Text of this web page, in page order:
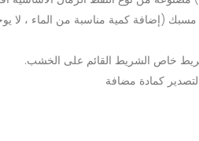
(إضافة كمية مناسبة من الماء ، لا